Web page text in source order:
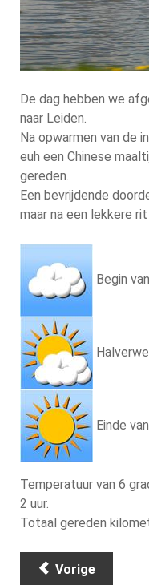
De dag hebben we
naar Leiden.
Na opwarmen van de
euh een Chinese
gereden.
Een bevrijdende
maar na een lekkere
Begin
Einde
Temperatuur van 6
2 uur.
Totaal gereden
Vorige